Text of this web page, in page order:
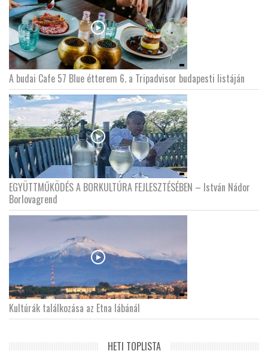
A budai Cafe 57 Blue étterem 6. a Tripadvisor budapesti listáján
EGYÜTTMŰKÖDÉS A BORKULTÚRA FEJLESZTÉSÉBEN – István Nádor
Borlovagrend
Kultúrák találkozása az Etna lábánál
HETI TOPLISTA